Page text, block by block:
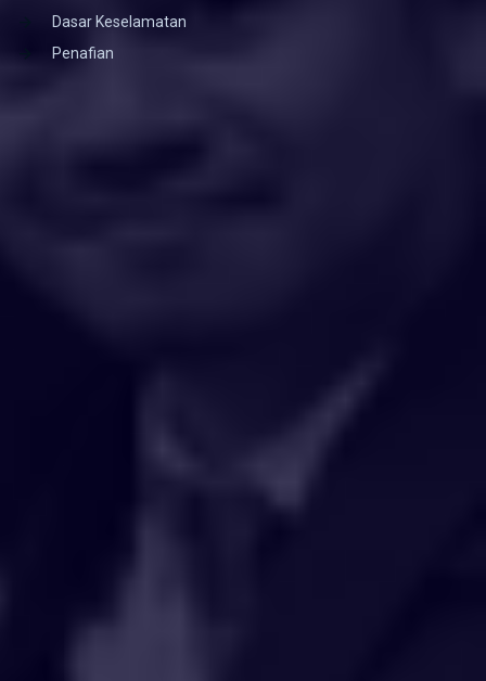
Dasar Keselamatan
Penafian